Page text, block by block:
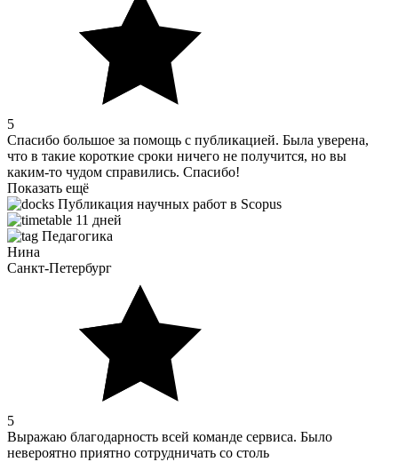
5
Спасибо большое за помощь с публикацией. Была уверена,
что в такие короткие сроки ничего не получится, но вы
каким-то чудом справились. Спасибо!
Показать ещё
Публикация научных работ в Scopus
11 дней
Педагогика
Нина
Санкт-Петербург
5
Выражаю благодарность всей команде сервиса. Было
невероятно приятно сотрудничать со столь